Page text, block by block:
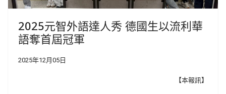
2025元智外語達人秀 德國生以流利華
語奪首屆冠軍
2025年12月05日
【本報訊】